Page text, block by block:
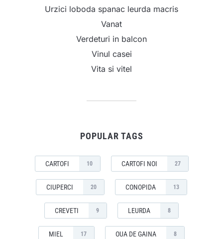
Urzici loboda spanac leurda macris
Vanat
Verdeturi in balcon
Vinul casei
Vita si vitel
POPULAR TAGS
CARTOFI 10 CARTOFI NOI 27
CIUPERCI 20 CONOPIDA 13
CREVETI 9 LEURDA 8
MIEL 17 OUA DE GAINA 8